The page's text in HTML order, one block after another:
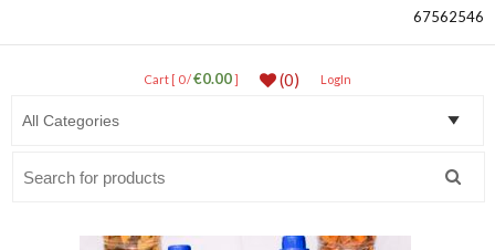
67562546
Cart [ 0 /€0.00] (0) LogIn